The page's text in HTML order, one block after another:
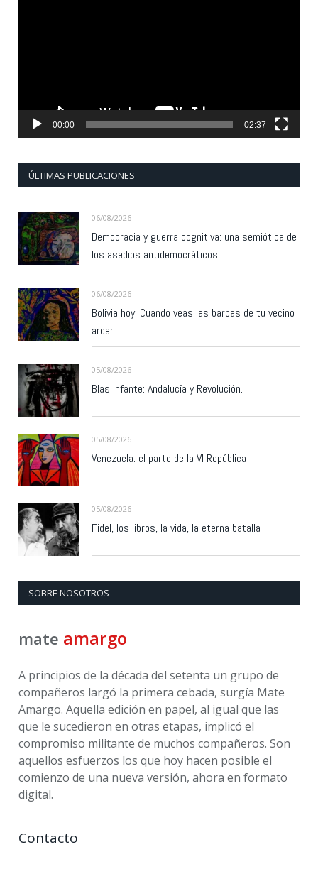
00:00 02:37
ÚLTIMAS PUBLICACIONES
06/08/2026
Democracia y guerra cognitiva: una semiótica de
los asedios antidemocráticos
06/08/2026
Bolivia hoy: Cuando veas las barbas de tu vecino
arder…
05/08/2026
Blas Infante: Andalucía y Revolución.
05/08/2026
Venezuela: el parto de la VI República
05/08/2026
Fidel, los libros, la vida, la eterna batalla
SOBRE NOSOTROS
mate amargo
A principios de la década del setenta un grupo de
compañeros largó la primera cebada, surgía Mate
Amargo. Aquella edición en papel, al igual que las
que le sucedieron en otras etapas, implicó el
compromiso militante de muchos compañeros. Son
aquellos esfuerzos los que hoy hacen posible el
comienzo de una nueva versión, ahora en formato
digital.
Contacto